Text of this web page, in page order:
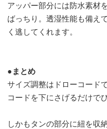
アッパー部分には防水素材
ばっちり。透湿性能も備え
く逃してくれます。
●まとめ
サイズ調整はドローコード
コードを下にさげるだけで
しかもタンの部分に紐を収